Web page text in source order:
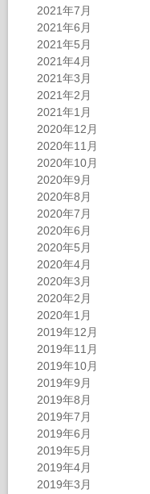
2021年7月
2021年6月
2021年5月
2021年4月
2021年3月
2021年2月
2021年1月
2020年12月
2020年11月
2020年10月
2020年9月
2020年8月
2020年7月
2020年6月
2020年5月
2020年4月
2020年3月
2020年2月
2020年1月
2019年12月
2019年11月
2019年10月
2019年9月
2019年8月
2019年7月
2019年6月
2019年5月
2019年4月
2019年3月